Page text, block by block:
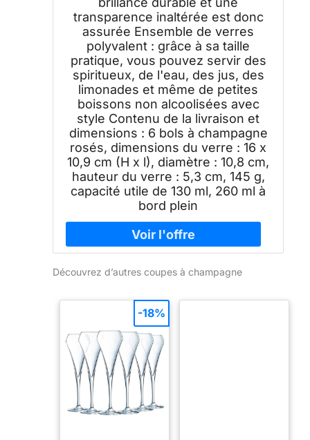
transparence inaltérée est donc
assurée Ensemble de verres
polyvalent : grâce à sa taille
pratique, vous pouvez servir des
spiritueux, de l'eau, des jus, des
limonades et même de petites
boissons non alcoolisées avec
style Contenu de la livraison et
dimensions : 6 bols à champagne
rosés, dimensions du verre : 16 x
10,9 cm (H x l), diamètre : 10,8 cm,
hauteur du verre : 5,3 cm, 145 g,
capacité utile de 130 ml, 260 ml à
bord plein
Découvrez d’autres coupes à champagne
-18%